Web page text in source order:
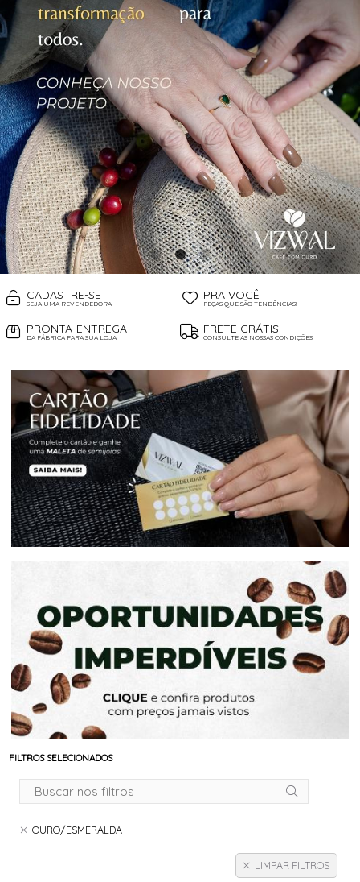
CADASTRE-SE
SEJA UMA REVENDEDORA
PRA VOCÊ
PEÇAS QUE SÃO TENDÊNCIAS!
PRONTA-ENTREGA
DA FÁBRICA PARA SUA LOJA
FRETE GRÁTIS
CONSULTE AS NOSSAS CONDIÇÕES
FILTROS SELECIONADOS
OURO/ESMERALDA
LIMPAR FILTROS